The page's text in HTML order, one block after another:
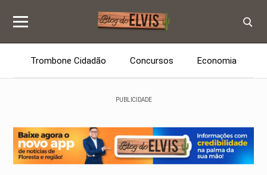
Trombone Cidadão Concursos Economia
Voz do leitor Política Ronda Policial
Brasil Emprego
PUBLICIDADE